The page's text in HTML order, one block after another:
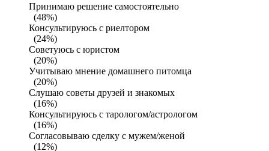
Принимаю решение самостоятельно
(48%)
Консультируюсь с риелтором
(24%)
Советуюсь с юристом
(20%)
Учитываю мнение домашнего питомца
(20%)
Слушаю советы друзей и знакомых
(16%)
Консультируюсь с тарологом/астрологом
(16%)
Согласовываю сделку с мужем/женой
(12%)